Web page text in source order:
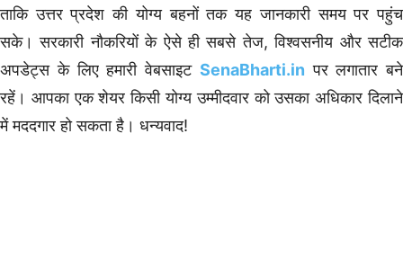
ताकि उत्तर प्रदेश की योग्य बहनों तक यह जानकारी समय पर पहुंच
सके। सरकारी नौकरियों के ऐसे ही सबसे तेज, विश्वसनीय और सटीक
अपडेट्स के लिए हमारी वेबसाइट SenaBharti.in पर लगातार बने
रहें। आपका एक शेयर किसी योग्य उम्मीदवार को उसका अधिकार दिलाने
में मददगार हो सकता है। धन्यवाद!